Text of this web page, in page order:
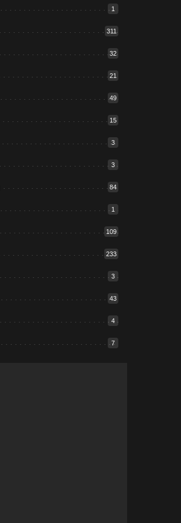
1
311
32
21
49
15
3
3
84
1
109
233
3
43
4
7